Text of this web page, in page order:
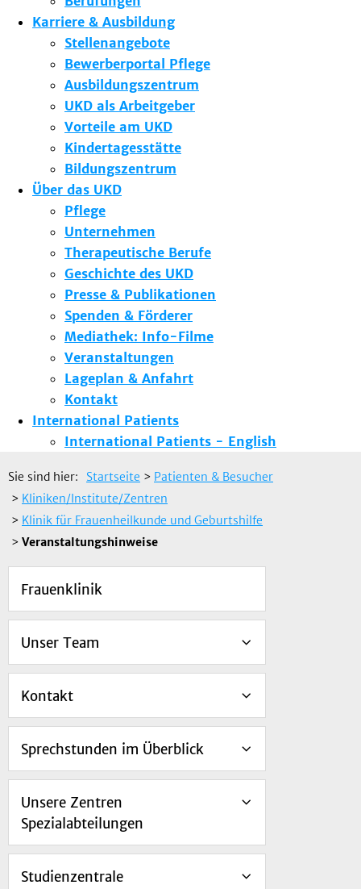
Karriere & Ausbildung
Stellenangebote
Bewerberportal Pflege
Ausbildungszentrum
UKD als Arbeitgeber
Vorteile am UKD
Kindertagesstätte
Bildungszentrum
Über das UKD
Pflege
Unternehmen
Therapeutische Berufe
Geschichte des UKD
Presse & Publikationen
Spenden & Förderer
Mediathek: Info-Filme
Veranstaltungen
Lageplan & Anfahrt
Kontakt
International Patients
International Patients - English
Sie sind hier: Startseite > Patienten & Besucher
> Kliniken/Institute/Zentren
> Klinik für Frauenheilkunde und Geburtshilfe
> Veranstaltungshinweise
Frauenklinik
Unser Team
Kontakt
Sprechstunden im Überblick
Unsere Zentren
Spezialabteilungen
Studienzentrale